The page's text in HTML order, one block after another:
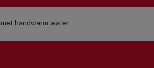
handwarm water